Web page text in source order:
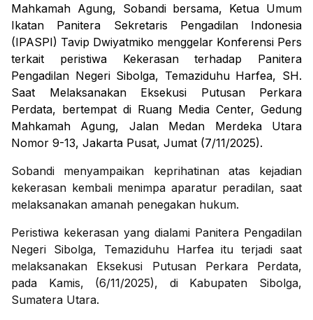
Mahkamah Agung, Sobandi bersama, Ketua Umum
Ikatan Panitera Sekretaris Pengadilan Indonesia
(IPASPI) Tavip Dwiyatmiko menggelar Konferensi Pers
terkait peristiwa Kekerasan terhadap Panitera
Pengadilan Negeri Sibolga, Temaziduhu Harfea, SH.
Saat Melaksanakan Eksekusi Putusan Perkara
Perdata, bertempat di Ruang Media Center, Gedung
Mahkamah Agung, Jalan Medan Merdeka Utara
Nomor 9-13, Jakarta Pusat, Jumat (7/11/2025).
Sobandi menyampaikan keprihatinan atas kejadian
kekerasan kembali menimpa aparatur peradilan, saat
melaksanakan amanah penegakan hukum.
Peristiwa kekerasan yang dialami Panitera Pengadilan
Negeri Sibolga, Temaziduhu Harfea itu terjadi saat
melaksanakan Eksekusi Putusan Perkara Perdata,
pada Kamis, (6/11/2025), di Kabupaten Sibolga,
Sumatera Utara.